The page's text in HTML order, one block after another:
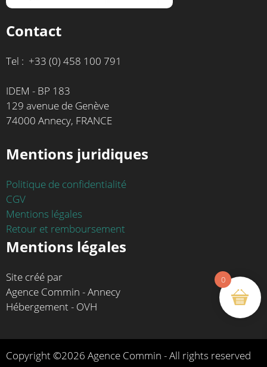
Contact
Tel : +33 (0) 458 100 791
IDEM - BP 183
129 avenue de Genève
74000 Annecy, FRANCE
Mentions juridiques
Politique de confidentialité
CGV
Mentions légales
Retour et remboursement
Mentions légales
Site créé par
Agence Commin - Annecy
Hébergement - OVH
Copyright ©2026 Agence Commin - All rights reserved
0